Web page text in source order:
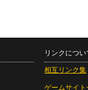
リンクについ
相互リンク集
ゲームサイト